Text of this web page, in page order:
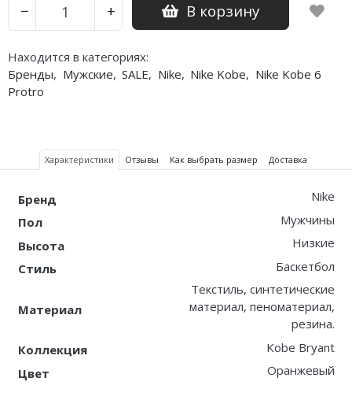
− + В корзину
Находится в категориях:
Бренды, Мужские, SALE, Nike, Nike Kobe, Nike Kobe 6
Protro
Характеристики Отзывы Как выбрать размер Доставка
Бренд
Nike
Пол
Мужчины
Высота
Низкие
Стиль
Баскетбол
Материал
Текстиль, синтетические
материал, пеноматериал,
резина.
Коллекция
Kobe Bryant
Цвет
Оранжевый